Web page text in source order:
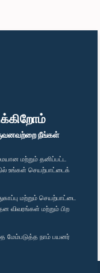
நீங்கள்
மற்றும் தனிப்பட்ட
உங்கள் செயற்பாட்டைக்
மற்றும் செயற்பாட்டை
விவரங்கள் மற்றும் பிற
நாம் பயனர்